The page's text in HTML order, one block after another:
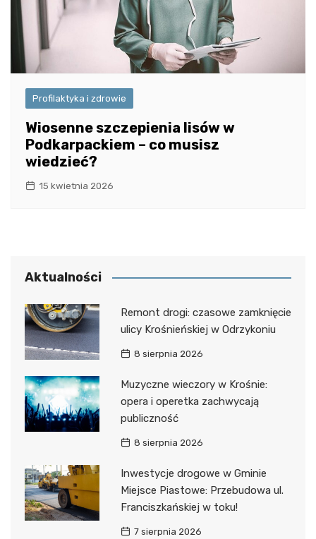
Profilaktyka i zdrowie
Wiosenne szczepienia lisów w
Podkarpackiem – co musisz
wiedzieć?
15 kwietnia 2026
Aktualności
Remont drogi: czasowe zamknięcie
ulicy Krośnieńskiej w Odrzykoniu
8 sierpnia 2026
Muzyczne wieczory w Krośnie:
opera i operetka zachwycają
publiczność
8 sierpnia 2026
Inwestycje drogowe w Gminie
Miejsce Piastowe: Przebudowa ul.
Franciszkańskiej w toku!
7 sierpnia 2026